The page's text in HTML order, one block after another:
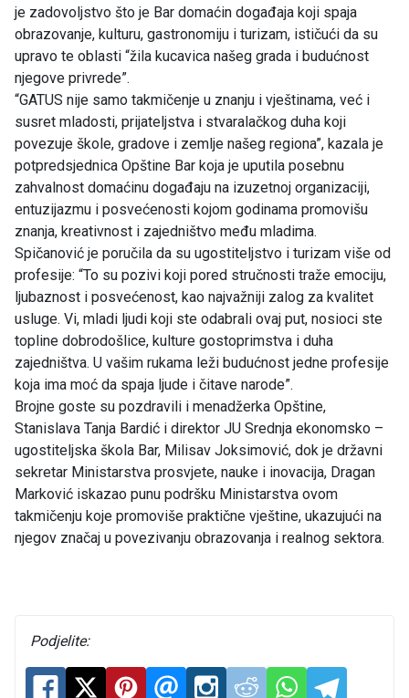
je zadovoljstvo što je Bar domaćin događaja koji spaja
obrazovanje, kulturu, gastronomiju i turizam, ističući da su
upravo te oblasti “žila kucavica našeg grada i budućnost
njegove privrede”.
“GATUS nije samo takmičenje u znanju i vještinama, već i
susret mladosti, prijateljstva i stvaralačkog duha koji
povezuje škole, gradove i zemlje našeg regiona”, kazala je
potpredsjednica Opštine Bar koja je uputila posebnu
zahvalnost domaćinu događaju na izuzetnoj organizaciji,
entuzijazmu i posvećenosti kojom godinama promovišu
znanja, kreativnost i zajedništvo među mladima.
Spičanović je poručila da su ugostiteljstvo i turizam više od
profesije: “To su pozivi koji pored stručnosti traže emociju,
ljubaznost i posvećenost, kao najvažniji zalog za kvalitet
usluge. Vi, mladi ljudi koji ste odabrali ovaj put, nosioci ste
topline dobrodošlice, kulture gostoprimstva i duha
zajedništva. U vašim rukama leži budućnost jedne profesije
koja ima moć da spaja ljude i čitave narode”.
Brojne goste su pozdravili i menadžerka Opštine,
Stanislava Tanja Bardić i direktor JU Srednja ekonomsko –
ugostiteljska škola Bar, Milisav Joksimović, dok je državni
sekretar Ministarstva prosvjete, nauke i inovacija, Dragan
Marković iskazao punu podršku Ministarstva ovom
takmičenju koje promoviše praktične vještine, ukazujući na
njegov značaj u povezivanju obrazovanja i realnog sektora.
Podjelite: